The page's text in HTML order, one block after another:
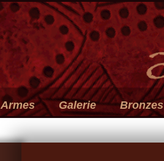
Armes Galerie Bronzes